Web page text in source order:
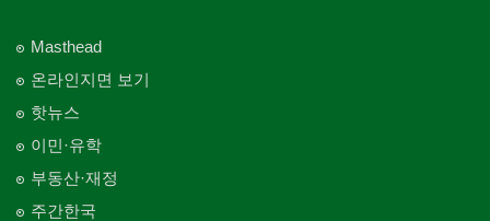
Masthead
온라인지면 보기
핫뉴스
이민·유학
부동산·재정
주간한국